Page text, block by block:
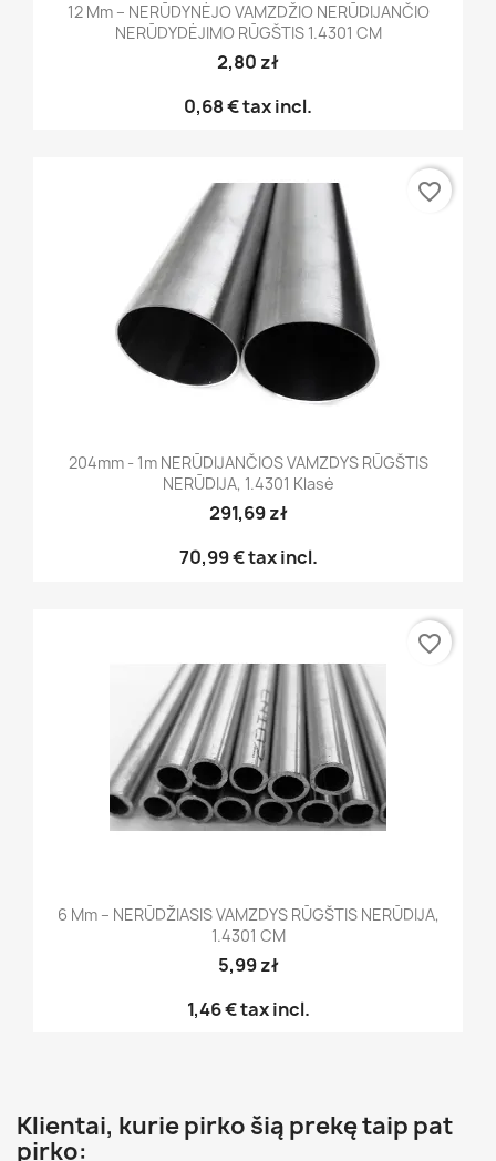
12 Mm – NERŪDYNĖJO VAMZDŽIO NERŪDIJANČIO
NERŪDYDĖJIMO RŪGŠTIS 1.4301 CM
2,80 zł
0,68 €tax incl.
204mm - 1m NERŪDIJANČIOS VAMZDYS RŪGŠTIS
NERŪDIJA, 1.4301 Klasė
291,69 zł
70,99 €tax incl.
favorite_border
6 Mm – NERŪDŽIASIS VAMZDYS RŪGŠTIS NERŪDIJA,
1.4301 CM
5,99 zł
1,46 €tax incl.
favorite_border
Klientai, kurie pirko šią prekę taip pat
pirko: